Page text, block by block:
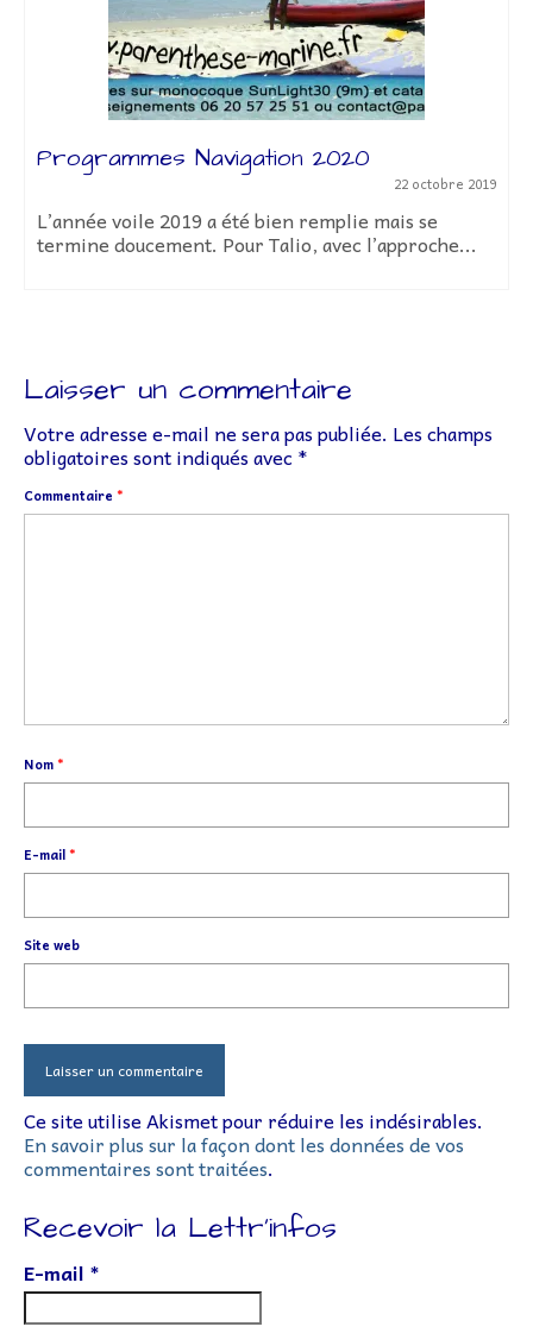
Programmes Navigation 2020
22 octobre 2019
L’année voile 2019 a été bien remplie mais se
termine doucement. Pour Talio, avec l’approche...
Laisser un commentaire
Votre adresse e-mail ne sera pas publiée. Les champs
obligatoires sont indiqués avec *
Commentaire *
Nom*
E-mail*
Site web
Ce site utilise Akismet pour réduire les indésirables.
En savoir plus sur la façon dont les données de vos
commentaires sont traitées.
Recevoir la Lettr’infos
E-mail *